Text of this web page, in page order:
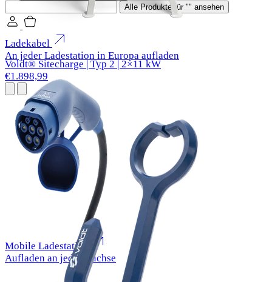
Alle Produkte für "" ansehen
Ladekabel
An jeder Ladestation in Europa aufladen
Mobile Ladestation
Aufladen an jeder Buchse
Voldt® Sitecharge | Typ 2 | 2×11 kW
€1.898,99